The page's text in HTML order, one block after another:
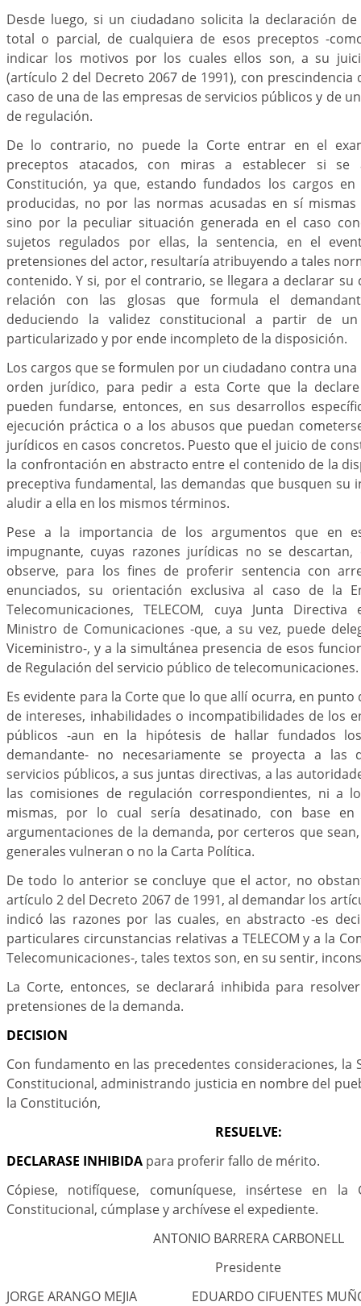
Desde luego, si un ciudadano solicita la declaración
total o parcial, de cualquiera de esos preceptos -
indicar los motivos por los cuales ellos son, a su
(artículo 2 del Decreto 2067 de 1991), con prescindencia
caso de una de las empresas de servicios públicos y de
de regulación.
De lo contrario, no puede la Corte entrar en el
preceptos atacados, con miras a establecer si
Constitución, ya que, estando fundados los cargos en
producidas, no por las normas acusadas en sí mismas
sino por la peculiar situación generada en el caso
sujetos regulados por ellas, la sentencia, en el
pretensiones del actor, resultaría atribuyendo a tales
contenido. Y si, por el contrario, se llegara a declarar
relación con las glosas que formula el
deduciendo la validez constitucional a partir de
particularizado y por ende incompleto de la disposición.
Los cargos que se formulen por un ciudadano contra
orden jurídico, para pedir a esta Corte que la
pueden fundarse, entonces, en sus desarrollos
ejecución práctica o a los abusos que puedan
jurídicos en casos concretos. Puesto que el juicio de
la confrontación en abstracto entre el contenido de la
preceptiva fundamental, las demandas que busquen su
aludir a ella en los mismos términos.
Pese a la importancia de los argumentos que en
impugnante, cuyas razones jurídicas no se
observe, para los fines de proferir sentencia con
enunciados, su orientación exclusiva al caso de la
Telecomunicaciones, TELECOM, cuya Junta
Ministro de Comunicaciones -que, a su vez, puede
Viceministro-, y a la simultánea presencia de esos
de Regulación del servicio público de telecomunicaciones.
Es evidente para la Corte que lo que allí ocurra, en
de intereses, inhabilidades o incompatibilidades de los
públicos -aun en la hipótesis de hallar fundados
demandante- no necesariamente se proyecta a las
servicios públicos, a sus juntas directivas, a las
las comisiones de regulación correspondientes, ni a
mismas, por lo cual sería desatinado, con base
argumentaciones de la demanda, por certeros que
generales vulneran o no la Carta Política.
De todo lo anterior se concluye que el actor, no
artículo 2 del Decreto 2067 de 1991, al demandar los
indicó las razones por las cuales, en abstracto -es
particulares circunstancias relativas a TELECOM y a la
Telecomunicaciones-, tales textos son, en su sentir,
La Corte, entonces, se declarará inhibida para
pretensiones de la demanda.
DECISION
Con fundamento en las precedentes consideraciones, la
Constitucional, administrando justicia en nombre del
la Constitución,
RESUELVE:
DECLARASE INHIBIDA para proferir fallo de mérito.
Cópiese, notifíquese, comuníquese, insértese en
Constitucional, cúmplase y archívese el expediente.
ANTONIO BARRERA CARBONELL
Presidente
JORGE ARANGO MEJIA EDUARDO CIFUENTES